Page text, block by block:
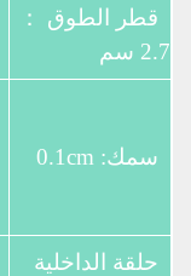
قطر الطوق ：
2.7 سم
سمك: 0.1cm
حلقة الداخلية